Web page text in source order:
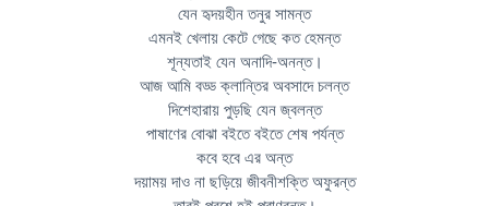
যেন হৃদয়হীন তনুর সামন্ত
এমনই খেলায় কেটে গেছে কত হেমন্ত
শূন্যতাই যেন অনাদি-অনন্ত।
আজ আমি বড্ড ক্লান্তির অবসাদে চলন্ত
দিশেহারায় পুড়ছি যেন জ্বলন্ত
পাষাণের বোঝা বইতে বইতে শেষ পর্যন্ত
কবে হবে এর অন্ত
দয়াময় দাও না ছড়িয়ে জীবনীশক্তি অফুরন্ত